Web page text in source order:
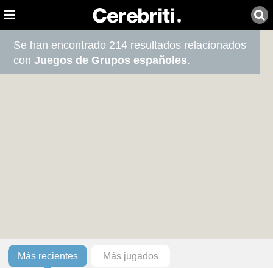
Se han encontrado 214 resultados relacionados
conJuegos de Grupos españoles.
Más recientes Más jugados